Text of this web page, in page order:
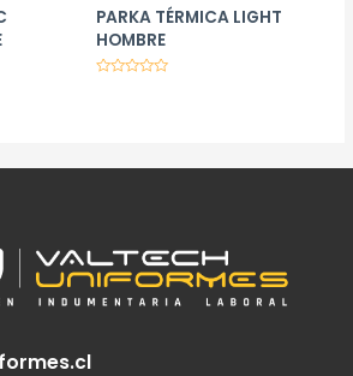
PARKA TÉRMICA LIGHT
HOMBRE